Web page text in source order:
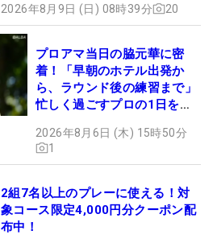
2026年8月9日 (日) 08時39分 20
プロアマ当日の脇元華に密
着！「早朝のホテル出発か
ら、ラウンド後の練習まで」
忙しく過ごすプロの1日を公
2026年8月6日 (木) 15時50分
1
2組7名以上のプレーに使える！対
象コース限定4,000円分クーポン配
布中！